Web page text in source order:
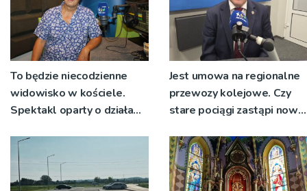
To będzie niecodzienne
widowisko w kościele.
Spektakl oparty o działa
Jest umowa na regionalne
przewozy kolejowe. Czy
stare pociągi zastąpi nowy